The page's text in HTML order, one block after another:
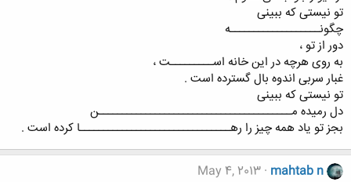
تو نیستی که ببینی
چگونـــــــــــــــــــه
دور از تو ،
به روی هرچه در این خانه اســـــــــت ،
غبار سربی اندوه بال گسترده است .
تو نیستی که ببینی
دل رمیده مـــــــــــــــــــــــــــــــــــــــــن
بجز تو یاد همه چیز را رهــــــــــــــــــــــــــــــــا کرده است .
mahtab n
May 4, 2013